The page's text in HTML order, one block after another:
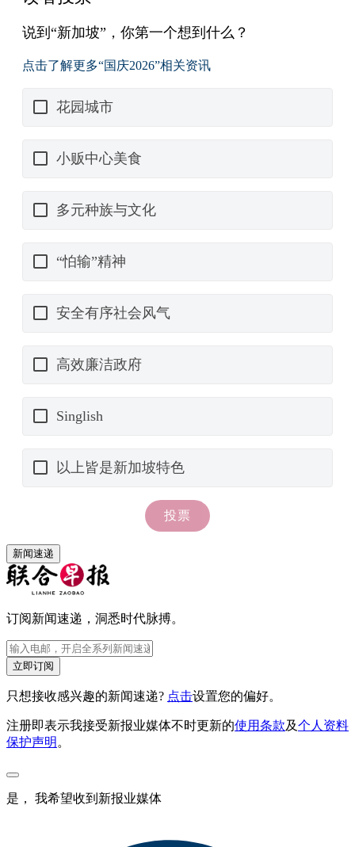
新闻速递
订阅新闻速递，洞悉时代脉搏。
立即订阅
只想接收感兴趣的新闻速递? 点击设置您的偏好。
注册即表示我接受新报业媒体不时更新的使用条款及个人资料
保护声明 。
是， 我希望收到新报业媒体